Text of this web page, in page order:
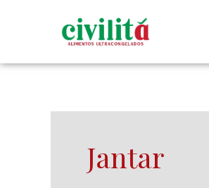
conteúdo
Jantar